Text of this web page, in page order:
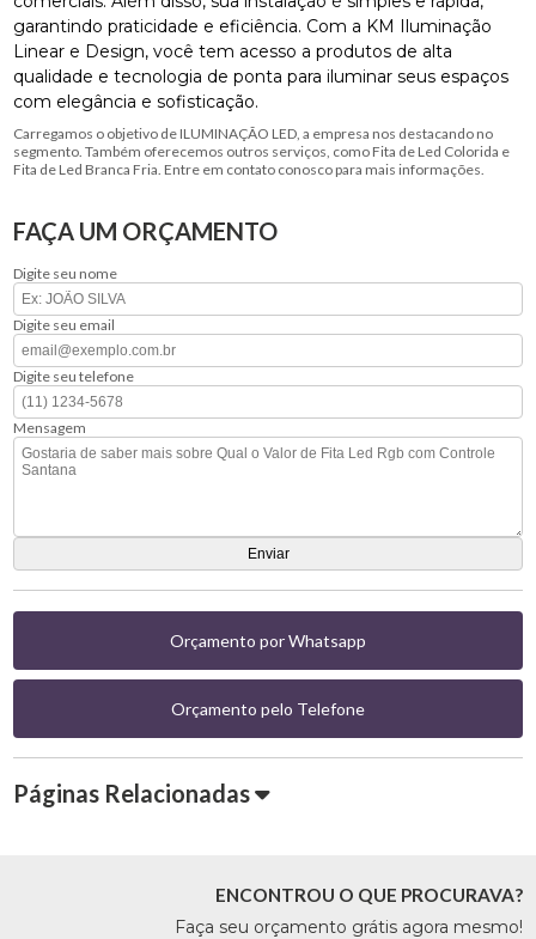
garantindo praticidade e eficiência. Com a KM Iluminação
Linear e Design, você tem acesso a produtos de alta
qualidade e tecnologia de ponta para iluminar seus espaços
com elegância e sofisticação.
Carregamos o objetivo de ILUMINAÇÃO LED, a empresa nos destacando no
segmento. Também oferecemos outros serviços, como Fita de Led Colorida e
Fita de Led Branca Fria. Entre em contato conosco para mais informações.
FAÇA UM ORÇAMENTO
Digite seu nome
Digite seu email
Digite seu telefone
Mensagem
Orçamento por Whatsapp
Orçamento pelo Telefone
Páginas Relacionadas
ENCONTROU O QUE PROCURAVA?
Faça seu orçamento grátis agora mesmo!